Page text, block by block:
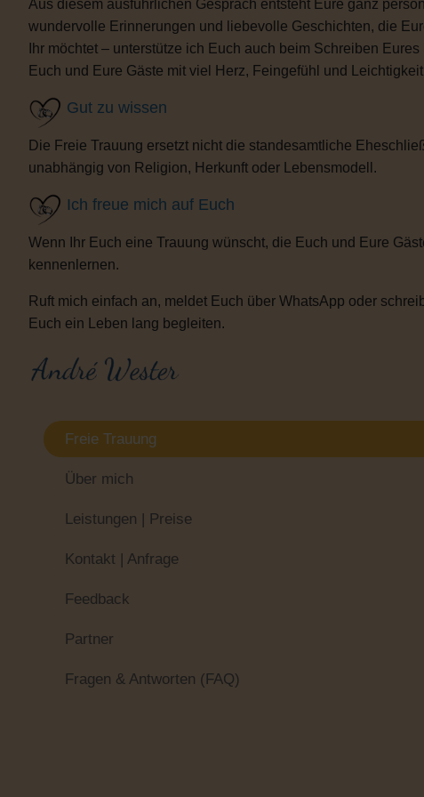
Freie Trauung
Über mich
Leistungen | Preise
Kontakt | Anfrage
Feedback
Partner
Fragen & Antworten (FAQ)
Aus diesem ausführlichen Gespräch entsteht Eure ganz
wundervolle Erinnerungen und liebevolle Geschichten, die
Ihr möchtet – unterstütze ich Euch auch beim Schreiben
Euch und Eure Gäste mit viel Herz, Feingefühl und
Gut zu wissen
Die Freie Trauung ersetzt nicht die standesamtliche
unabhängig von Religion, Herkunft oder Lebensmodell.
Ich freue mich auf Euch
Wenn Ihr Euch eine Trauung wünscht, die Euch und Eure
kennenlernen.
Ruft mich einfach an, meldet Euch über WhatsApp oder
Euch ein Leben lang begleiten.